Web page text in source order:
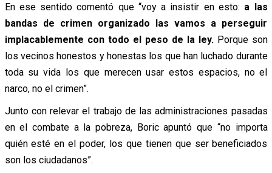
En ese sentido comentó que “voy a insistir en esto: a las
bandas de crimen organizado las vamos a perseguir
implacablemente con todo el peso de la ley. Porque son
los vecinos honestos y honestas los que han luchado durante
toda su vida los que merecen usar estos espacios, no el
narco, no el crimen”.
Junto con relevar el trabajo de las administraciones pasadas
en el combate a la pobreza, Boric apuntó que “no importa
quién esté en el poder, los que tienen que ser beneficiados
son los ciudadanos”.